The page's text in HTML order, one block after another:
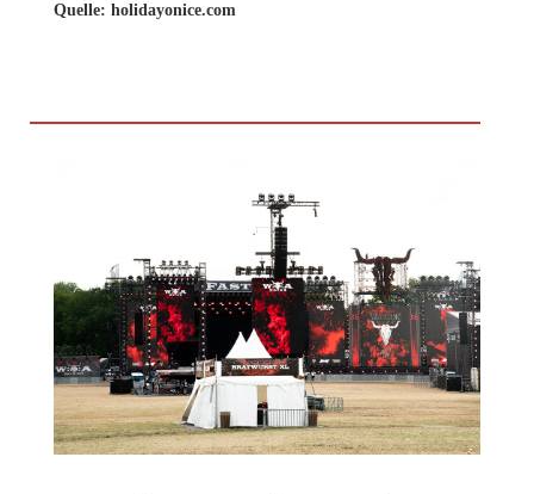
Quelle: holidayonice.com